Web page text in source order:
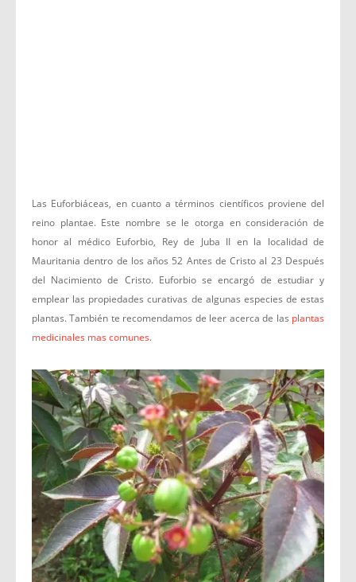
Las Euforbiáceas, en cuanto a términos científicos proviene del
reino plantae. Este nombre se le otorga en consideración de
honor al médico Euforbio, Rey de Juba II en la localidad de
Mauritania dentro de los años 52 Antes de Cristo al 23 Después
del Nacimiento de Cristo. Euforbio se encargó de estudiar y
emplear las propiedades curativas de algunas especies de estas
plantas. También te recomendamos de leer acerca de las plantas
medicinales mas comunes.